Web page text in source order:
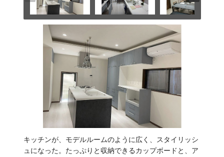
キッチンが、モデルルームのように広く、スタイリッシ
ュになった。たっぷりと収納できるカップボードと、ア